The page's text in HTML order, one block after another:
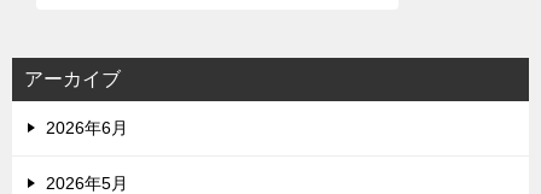
アーカイブ
2026年6月
2026年5月